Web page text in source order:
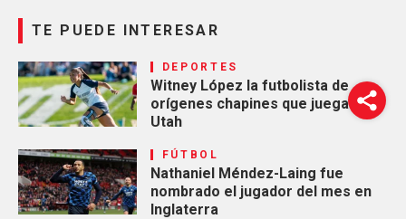
TE PUEDE INTERESAR
DEPORTES
Witney López la futbolista de
orígenes chapines que juega en
Utah
FÚTBOL
Nathaniel Méndez-Laing fue
nombrado el jugador del mes en
Inglaterra